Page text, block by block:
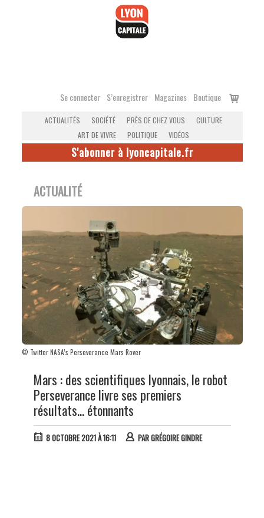
Se connecter S’enregistrer Magazines Boutique
Voir
ACTUALITÉS SOCIÉTÉ PRÈS DE CHEZ VOUS
CULTURE
ART DE VIVRE
POLITIQUE VIDÉOS
S'abonner à lyoncapitale.fr
ACTUALITÉ
© Twitter NASA’s Perseverance Mars Rover
Mars : des scientifiques lyonnais, le robot
Perseverance livre ses premiers
résultats... étonnants
8 OCTOBRE 2021 À 16:11 PARGRÉGOIRE GINDRE